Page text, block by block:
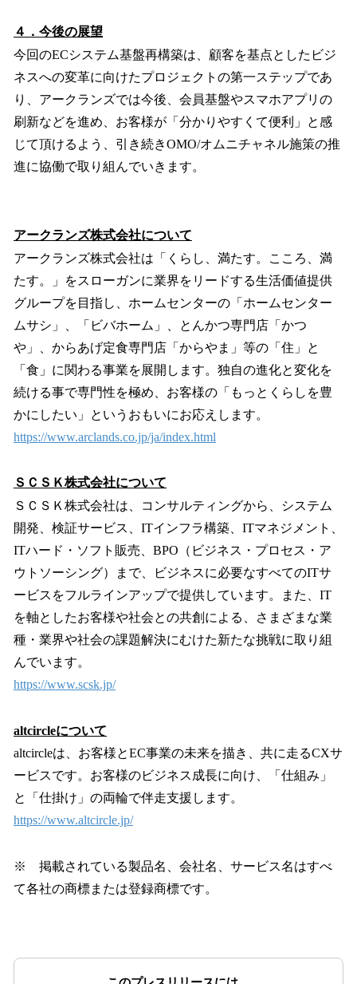
４．今後の展望
今回のECシステム基盤再構築は、顧客を基点としたビジ
ネスへの変革に向けたプロジェクトの第一ステップであ
り、アークランズでは今後、会員基盤やスマホアプリの
刷新などを進め、お客様が「分かりやすくて便利」と感
じて頂けるよう、引き続きOMO/オムニチャネル施策の推
進に協働で取り組んでいきます。
アークランズ株式会社について
アークランズ株式会社は「くらし、満たす。こころ、満
たす。」をスローガンに業界をリードする生活価値提供
グループを目指し、ホームセンターの「ホームセンター
ムサシ」、「ビバホーム」、とんかつ専門店「かつ
や」、からあげ定食専門店「からやま」等の「住」と
「食」に関わる事業を展開します。独自の進化と変化を
続ける事で専門性を極め、お客様の「もっとくらしを豊
かにしたい」というおもいにお応えします。
https://www.arclands.co.jp/ja/index.html
ＳＣＳＫ株式会社について
ＳＣＳＫ株式会社は、コンサルティングから、システム
開発、検証サービス、ITインフラ構築、ITマネジメント、
ITハード・ソフト販売、BPO（ビジネス・プロセス・ア
ウトソーシング）まで、ビジネスに必要なすべてのITサ
ービスをフルラインアップで提供しています。また、IT
を軸としたお客様や社会との共創による、さまざまな業
種・業界や社会の課題解決にむけた新たな挑戦に取り組
んでいます。
https://www.scsk.jp/
altcircleについて
altcircleは、お客様とEC事業の未来を描き、共に走るCXサ
ービスです。お客様のビジネス成長に向け、「仕組み」
と「仕掛け」の両輪で伴走支援します。
https://www.altcircle.jp/
※ 掲載されている製品名、会社名、サービス名はすべ
て各社の商標または登録商標です。